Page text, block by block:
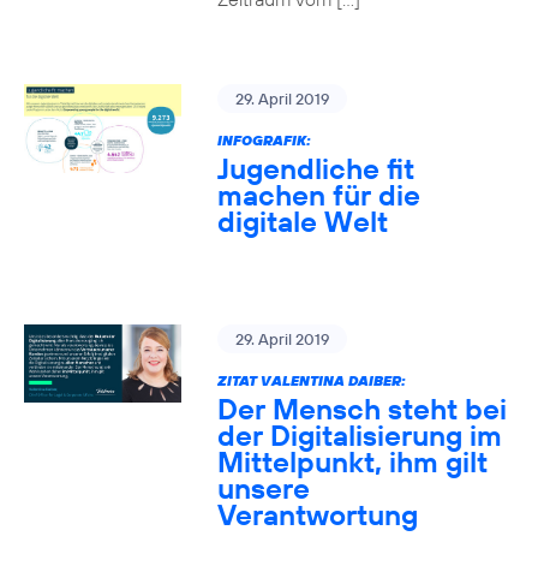
29. April 2019
INFOGRAFIK:
Jugendliche fit
machen für die
digitale Welt
29. April 2019
ZITAT VALENTINA DAIBER:
Der Mensch steht bei
der Digitalisierung im
Mittelpunkt, ihm gilt
unsere
Verantwortung